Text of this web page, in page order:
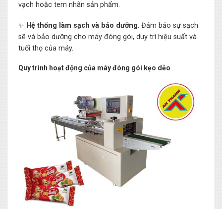
vạch hoặc tem nhãn sản phẩm.
✨ Hệ thống làm sạch và bảo dưỡng: Đảm bảo sự sạch
sẽ và bảo dưỡng cho máy đóng gói, duy trì hiệu suất và
tuổi thọ của máy.
Quy trình hoạt động của máy đóng gói kẹo dẻo